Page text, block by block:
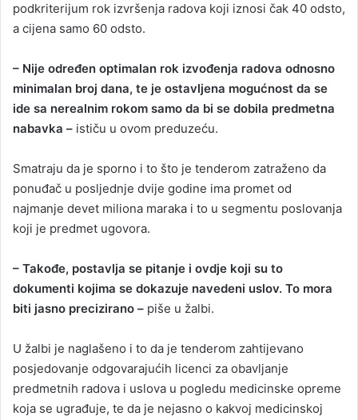
podkriterijum rok izvršenja radova koji iznosi čak 40 odsto,
a cijena samo 60 odsto.
– Nije određen optimalan rok izvođenja radova odnosno
minimalan broj dana, te je ostavljena mogućnost da se
ide sa nerealnim rokom samo da bi se dobila predmetna
nabavka – ističu u ovom preduzeću.
Smatraju da je sporno i to što je tenderom zatraženo da
ponuđač u posljednje dvije godine ima promet od
najmanje devet miliona maraka i to u segmentu poslovanja
koji je predmet ugovora.
– Takođe, postavlja se pitanje i ovdje koji su to
dokumenti kojima se dokazuje navedeni uslov. To mora
biti jasno precizirano – piše u žalbi.
U žalbi je naglašeno i to da je tenderom zahtijevano
posjedovanje odgovarajućih licenci za obavljanje
predmetnih radova i uslova u pogledu medicinske opreme
koja se ugrađuje, te da je nejasno o kakvoj medicinskoj